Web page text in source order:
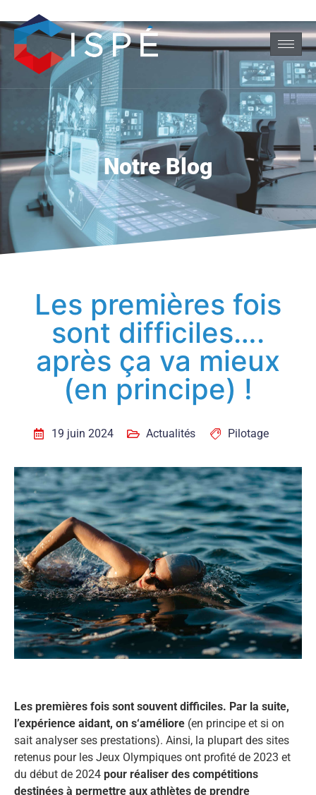
Notre Blog
Les premières fois
sont difficiles….
après ça va mieux
(en principe) !
19 juin 2024 Actualités Pilotage
Les premières fois sont souvent difficiles. Par la suite,
l’expérience aidant, on s‘améliore (en principe et si on
sait analyser ses prestations). Ainsi, la plupart des sites
retenus pour les Jeux Olympiques ont profité de 2023 et
du début de 2024 pour réaliser des compétitions
destinées à permettre aux athlètes de prendre